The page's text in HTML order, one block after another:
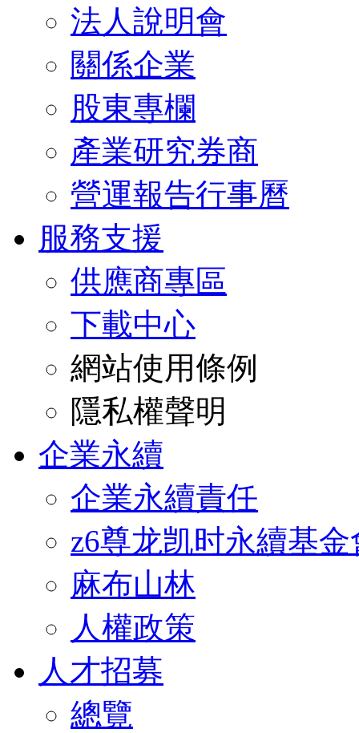
法人說明會
關係企業
股東專欄
產業研究券商
營運報告行事曆
服務支援
供應商專區
下載中心
網站使用條例
隱私權聲明
企業永續
企業永續責任
z6尊龙凯时永續基金
麻布山林
人權政策
人才招募
總覽